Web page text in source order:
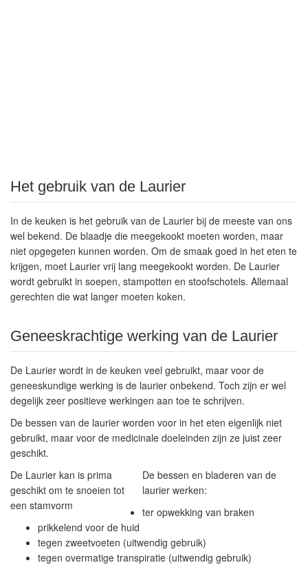
Het gebruik van de Laurier
In de keuken is het gebruik van de Laurier bij de meeste van ons
wel bekend. De blaadje die meegekookt moeten worden, maar
niet opgegeten kunnen worden. Om de smaak goed in het eten te
krijgen, moet Laurier vrij lang meegekookt worden. De Laurier
wordt gebruikt in soepen, stampotten en stoofschotels. Allemaal
gerechten die wat langer moeten koken.
Geneeskrachtige werking van de Laurier
De Laurier wordt in de keuken veel gebruikt, maar voor de
geneeskundige werking is de laurier onbekend. Toch zijn er wel
degelijk zeer positieve werkingen aan toe te schrijven.
De bessen van de laurier worden voor in het eten eigenlijk niet
gebruikt, maar voor de medicinale doeleinden zijn ze juist zeer
geschikt.
De Laurier kan is prima
geschikt om te snoeien tot
een stamvorm
De bessen en bladeren van de
laurier werken:
ter opwekking van braken
prikkelend voor de huid
tegen zweetvoeten (uitwendig gebruik)
tegen overmatige transpiratie (uitwendig gebruik)